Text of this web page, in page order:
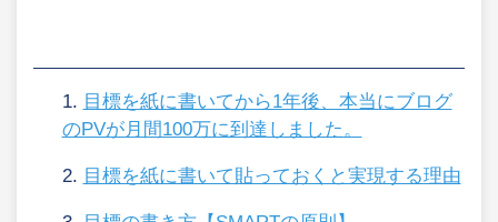
目標を紙に書いてから1年後、本当にブログ
のPVが月間100万に到達しました。
目標を紙に書いて貼っておくと実現する理由